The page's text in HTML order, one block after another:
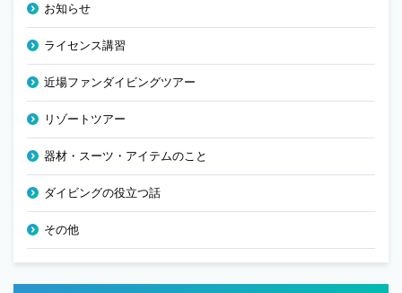
お知らせ
ライセンス講習
近場ファンダイビングツアー
リゾートツアー
器材・スーツ・アイテムのこと
ダイビングの役立つ話
その他